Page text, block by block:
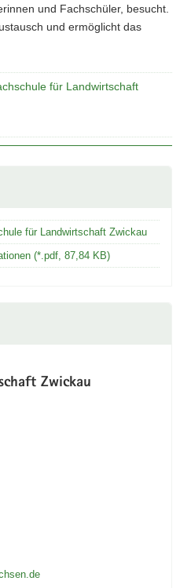
und Fachschüler, besucht.
und ermöglicht das
für Landwirtschaft
für Landwirtschaft Zwickau
(*.pdf, 87,84 KB)
Zwickau